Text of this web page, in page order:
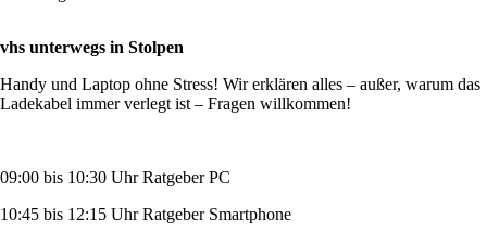
vhs unterwegs in Stolpen
Handy und Laptop ohne Stress! Wir erklären alles – außer, warum das
Ladekabel immer verlegt ist – Fragen willkommen!
09:00 bis 10:30 Uhr Ratgeber PC
10:45 bis 12:15 Uhr Ratgeber Smartphone